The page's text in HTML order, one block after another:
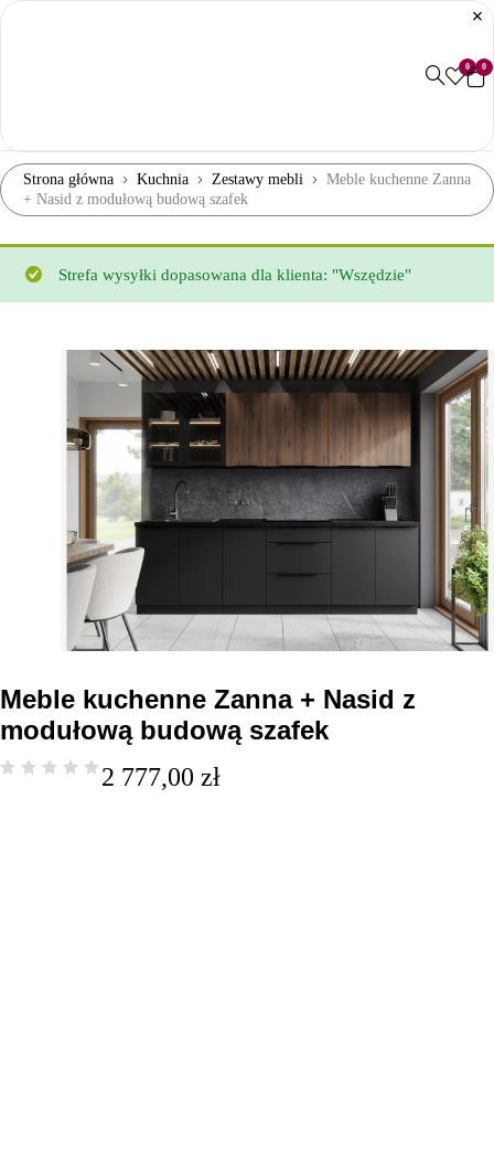
0 0
Strona główna Kuchnia Zestawy mebli
Meble kuchenne Zanna
+ Nasid z modułową budową szafek
Strefa wysyłki dopasowana dla klienta: "Wszędzie"
Meble kuchenne Zanna + Nasid z
modułową budową szafek
2 777,00 zł